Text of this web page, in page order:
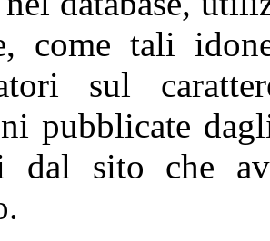
come tali
sul
pubblicate
dal sito che